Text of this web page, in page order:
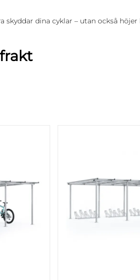
skyddar dina cyklar – utan också